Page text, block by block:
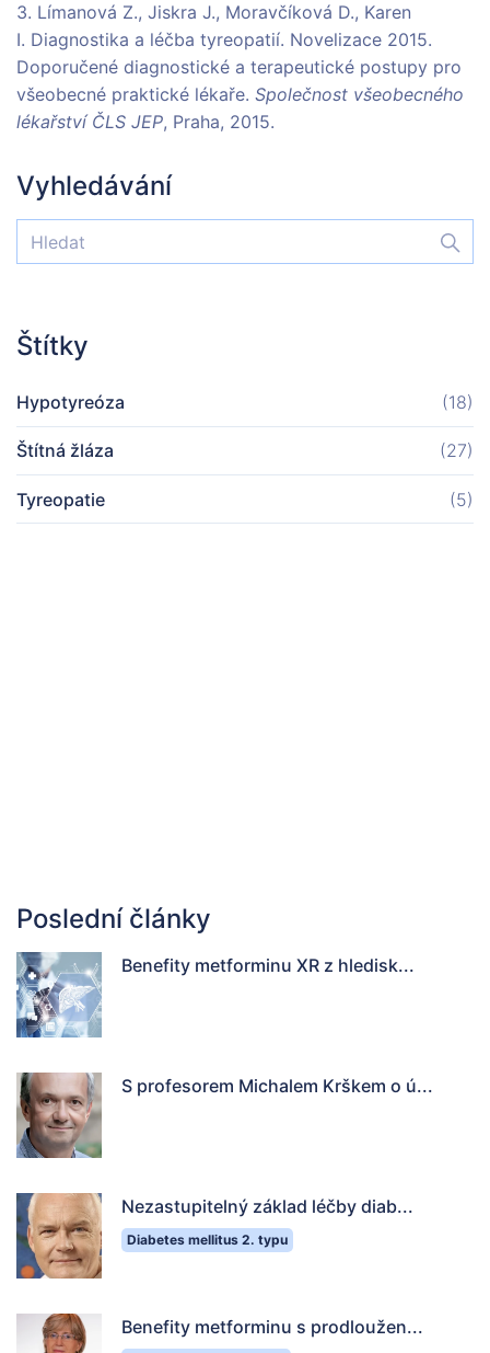
3. Límanová Z., Jiskra J., Moravčíková D., Karen
I. Diagnostika a léčba tyreopatií. Novelizace 2015.
Doporučené diagnostické a terapeutické postupy pro
všeobecné praktické lékaře. Společnost všeobecného
lékařství ČLS JEP, Praha, 2015.
Vyhledávání
Štítky
Hypotyreóza (18)
Štítná žláza (27)
Tyreopatie (5)
Poslední články
Benefity metforminu XR z hledisk...
S profesorem Michalem Krškem o ú...
Nezastupitelný základ léčby diab...
Diabetes mellitus 2. typu
Benefity metforminu s prodloužen...